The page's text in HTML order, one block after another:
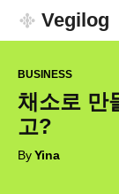
Vegilog
BUSINESS
채소로 만
고?
ByYina